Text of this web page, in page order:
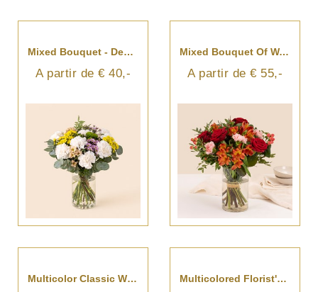
Mixed Bouquet - Demetra
A partir de € 40,-
Mixed Bouquet Of Warm Orange And Red Tones
A partir de € 55,-
Multicolor Classic Wreath Multicolored Florist's Wreath